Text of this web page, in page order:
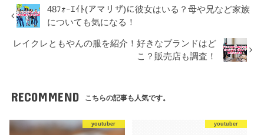
48ﾌｫｰｴｲﾄ(アマリザ)に彼女はいる？母や兄など家族
についても気になる！
レイクレともやんの服を紹介！好きなブランドはど
こ？販売店も調査！
RECOMMEND こちらの記事も人気です。
youtuber youtuber